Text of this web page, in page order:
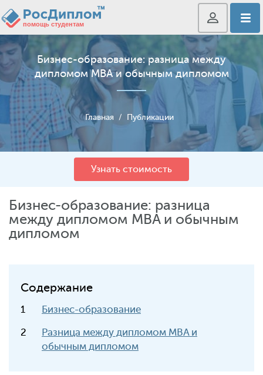
Бизнес-образование: разница между
дипломом MBA и обычным дипломом
Главная / Публикации
Узнать стоимость
Бизнес-образование: разница
между дипломом MBA и обычным
дипломом
Содержание
Бизнес-образование
Разница между дипломом MBA и
обычным дипломом